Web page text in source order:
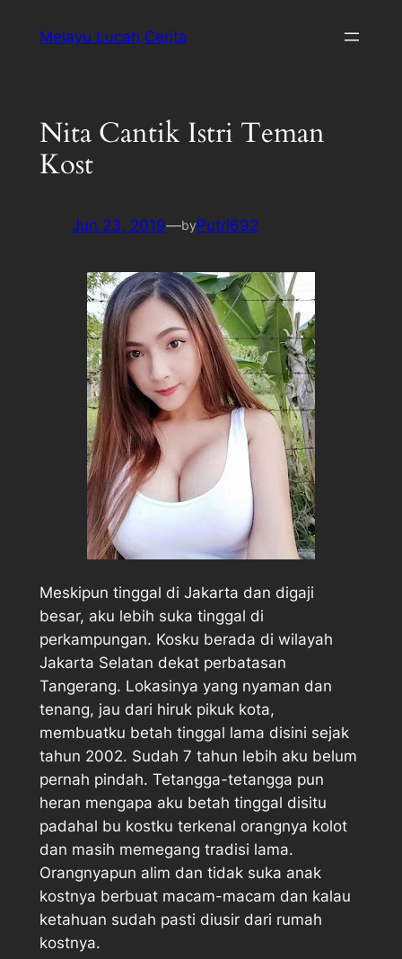
Melayu Lucah Cerita
Nita Cantik Istri Teman
Kost
Jun 23, 2019—byPutri692
Meskipun tinggal di Jakarta dan digaji
besar, aku lebih suka tinggal di
perkampungan. Kosku berada di wilayah
Jakarta Selatan dekat perbatasan
Tangerang. Lokasinya yang nyaman dan
tenang, jau dari hiruk pikuk kota,
membuatku betah tinggal lama disini sejak
tahun 2002. Sudah 7 tahun lebih aku belum
pernah pindah. Tetangga-tetangga pun
heran mengapa aku betah tinggal disitu
padahal bu kostku terkenal orangnya kolot
dan masih memegang tradisi lama.
Orangnyapun alim dan tidak suka anak
kostnya berbuat macam-macam dan kalau
ketahuan sudah pasti diusir dari rumah
kostnya.